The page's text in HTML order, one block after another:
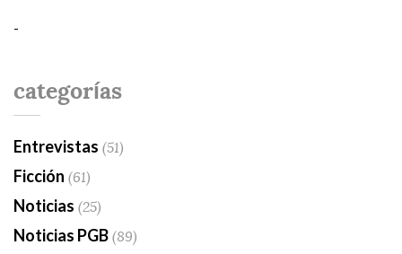
-
categorías
Entrevistas (51)
Ficción (61)
Noticias (25)
Noticias PGB(89)